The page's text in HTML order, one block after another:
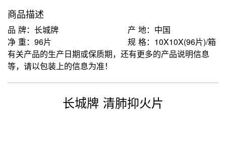
商品描述
品 牌：长城牌
产 地：中国
净 重：96片
规 格：10X10X(96片)/箱
有关产品的生产日期或保质期，还有更多的产品说明信息
等，请以包装上的信息为准！
长城牌 清肺抑火片